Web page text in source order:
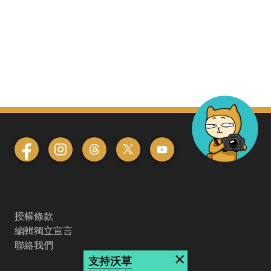
授權條款
編輯獨立宣言
聯絡我們
支持沃草 ×